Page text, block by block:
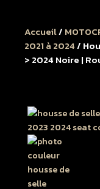
Accueil/
2021 à 2024/
> 2024 Noire |